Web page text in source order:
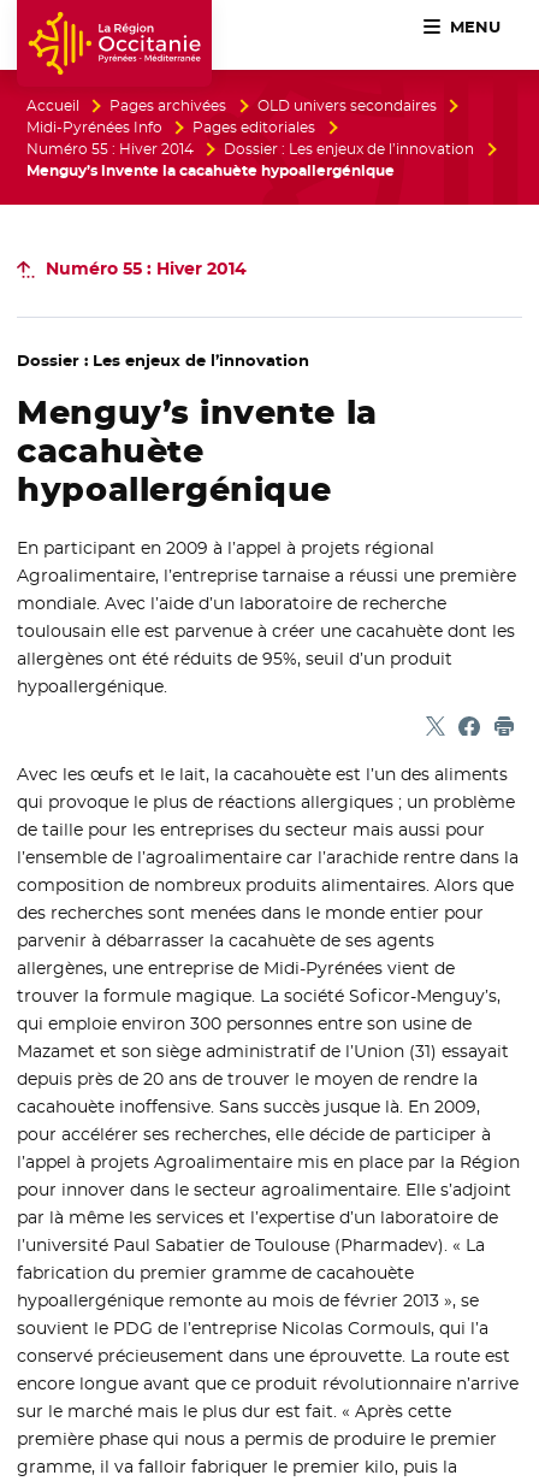
Accueil Région Occitanie / Pyrénées-Méditerranée
MENU
Accueil Pages archivées
OLD univers secondaires
Midi-Pyrénées Info
Pages editoriales
Numéro 55 : Hiver 2014
Dossier : Les enjeux de l’innovation
Menguy’s invente la cacahuète hypoallergénique
Numéro 55 : Hiver 2014
Dossier : Les enjeux de l’innovation
Menguy’s invente la
cacahuète
hypoallergénique
En participant en 2009 à l’appel à projets régional
Agroalimentaire, l’entreprise tarnaise a réussi une première
mondiale. Avec l’aide d’un laboratoire de recherche
toulousain elle est parvenue à créer une cacahuète dont les
allergènes ont été réduits de 95%, seuil d’un produit
hypoallergénique.
Partager
- Nouvelle
-
Avec les œufs et le lait, la cacahouète est l’un des aliments
qui provoque le plus de réactions allergiques ; un problème
de taille pour les entreprises du secteur mais aussi pour
l’ensemble de l’agroalimentaire car l’arachide rentre dans la
composition de nombreux produits alimentaires. Alors que
des recherches sont menées dans le monde entier pour
parvenir à débarrasser la cacahuète de ses agents
allergènes, une entreprise de Midi-Pyrénées vient de
trouver la formule magique. La société Soficor-Menguy’s,
qui emploie environ 300 personnes entre son usine de
Mazamet et son siège administratif de l’Union (31) essayait
depuis près de 20 ans de trouver le moyen de rendre la
cacahouète inoffensive. Sans succès jusque là. En 2009,
pour accélérer ses recherches, elle décide de participer à
l’appel à projets Agroalimentaire mis en place par la Région
pour innover dans le secteur agroalimentaire. Elle s’adjoint
par là même les services et l’expertise d’un laboratoire de
l’université Paul Sabatier de Toulouse (Pharmadev). « La
fabrication du premier gramme de cacahouète
hypoallergénique remonte au mois de février 2013 », se
souvient le PDG de l’entreprise Nicolas Cormouls, qui l’a
conservé précieusement dans une éprouvette. La route est
encore longue avant que ce produit révolutionnaire n’arrive
sur le marché mais le plus dur est fait. « Après cette
première phase qui nous a permis de produire le premier
gramme, il va falloir fabriquer le premier kilo, puis la